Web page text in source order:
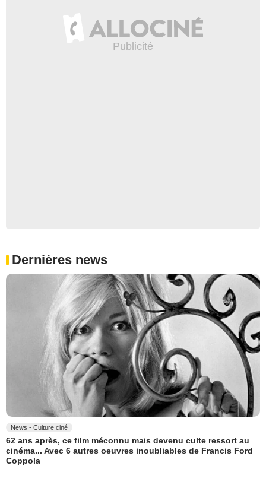
Dernières news
News - Culture ciné
62 ans après, ce film méconnu mais devenu culte ressort au
cinéma... Avec 6 autres oeuvres inoubliables de Francis Ford
Coppola